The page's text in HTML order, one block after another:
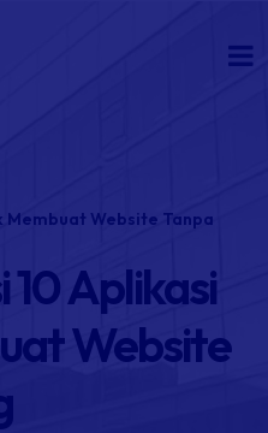
Membuat Website Tanpa
10 Aplikasi
Website